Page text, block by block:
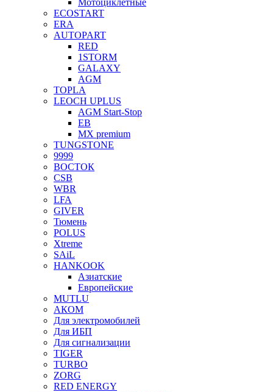
Мотоциклетные
ECOSTART
ERA
AUTOPART
RED
1STORM
GALAXY
AGM
TOPLA
LEOCH UPLUS
AGM Start-Stop
EB
MX premium
TUNGSTONE
9999
ВОСТОК
CSB
WBR
LFA
GIVER
Тюмень
POLUS
Xtreme
SAiL
HANKOOK
Азиатские
Европейские
MUTLU
АКОМ
Для электромобилей
Для ИБП
Для сигнализации
TIGER
TURBO
ZORG
RED ENERGY